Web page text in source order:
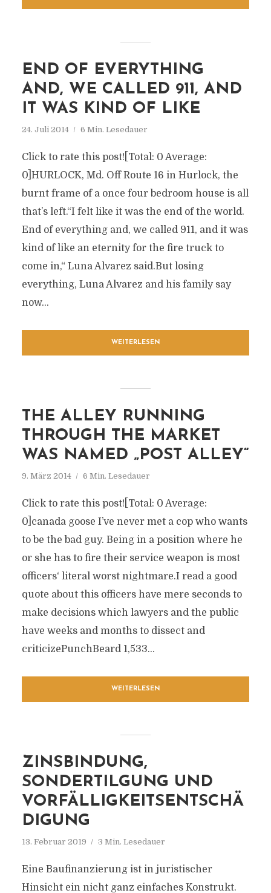
END OF EVERYTHING
AND, WE CALLED 911, AND
IT WAS KIND OF LIKE
24. Juli 2014 6 Min. Lesedauer
Click to rate this post![Total: 0 Average:
0]HURLOCK, Md. Off Route 16 in Hurlock, the
burnt frame of a once four bedroom house is all
that’s left.“I felt like it was the end of the world.
End of everything and, we called 911, and it was
kind of like an eternity for the fire truck to
come in,“ Luna Alvarez said.But losing
everything, Luna Alvarez and his family say
now...
WEITERLESEN
THE ALLEY RUNNING
THROUGH THE MARKET
WAS NAMED „POST ALLEY“
9. März 2014 6 Min. Lesedauer
Click to rate this post![Total: 0 Average:
0]canada goose I’ve never met a cop who wants
to be the bad guy. Being in a position where he
or she has to fire their service weapon is most
officers‘ literal worst nightmare.I read a good
quote about this officers have mere seconds to
make decisions which lawyers and the public
have weeks and months to dissect and
criticizePunchBeard 1,533...
WEITERLESEN
ZINSBINDUNG,
SONDERTILGUNG UND
VORFÄLLIGKEITSENTSCHÄ
DIGUNG
13. Februar 2019 3 Min. Lesedauer
Eine Baufinanzierung ist in juristischer
Hinsicht ein nicht ganz einfaches Konstrukt.